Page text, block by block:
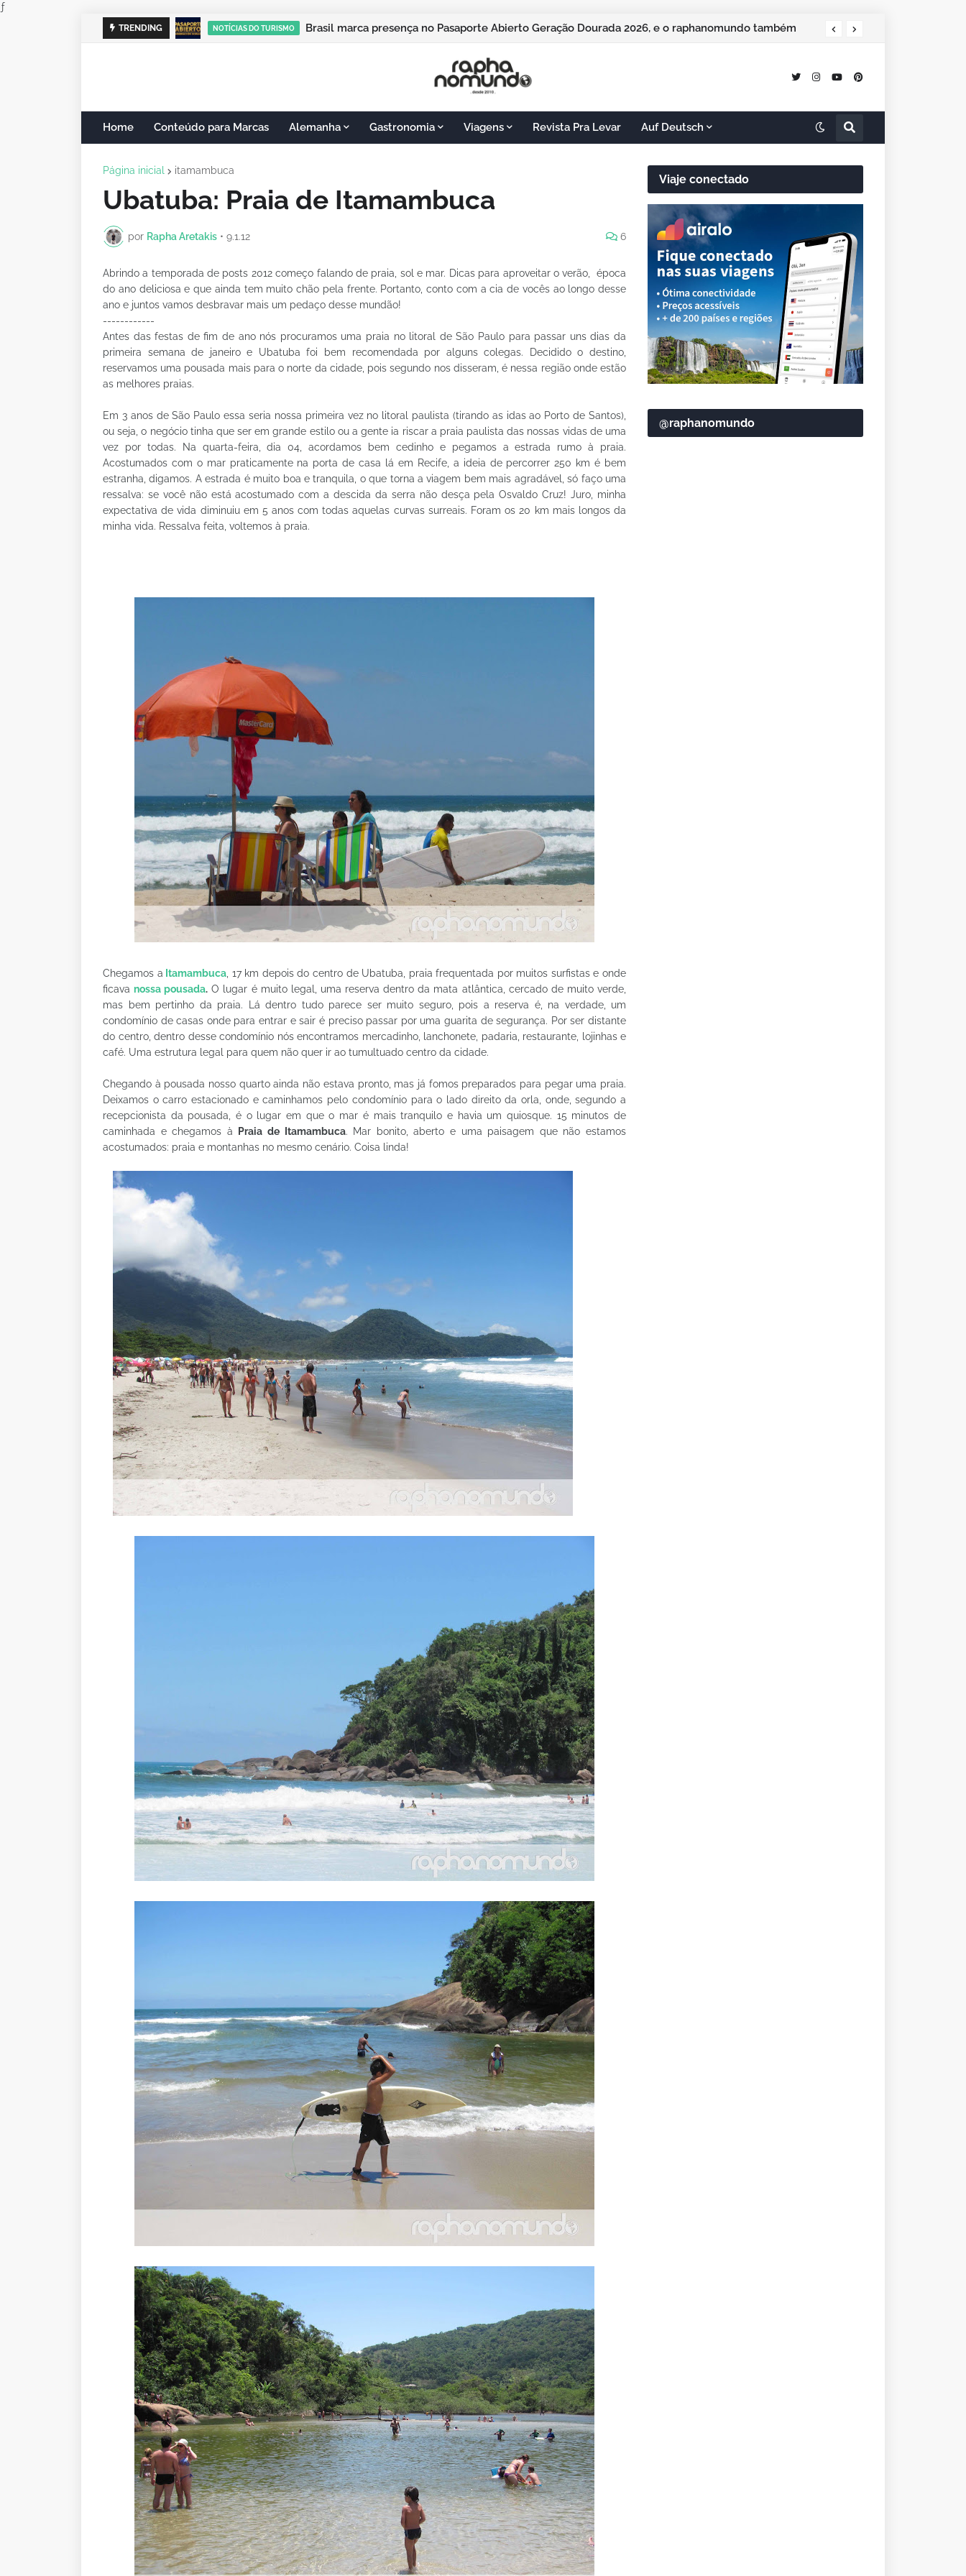
ƒ
TRENDING NOTÍCIAS DO TURISMO Campos do Jordão vai sediar o Pasaporte Abierto 2026 com edição especial de Natal
Home Conteúdo para Marcas Alemanha Gastronomia Viagens Revista Pra Levar Auf Deutsch
Página inicial itamambuca
Ubatuba: Praia de Itamambuca
por Rapha Aretakis • 9.1.12 6
Abrindo a temporada de posts 2012 começo falando de praia, sol e mar. Dicas para aproveitar o verão, época
do ano deliciosa e que ainda tem muito chão pela frente. Portanto, conto com a cia de vocês ao longo desse
ano e juntos vamos desbravar mais um pedaço desse mundão!
------------
Antes das festas de fim de ano nós procuramos uma praia no litoral de São Paulo para passar uns dias da
primeira semana de janeiro e Ubatuba foi bem recomendada por alguns colegas. Decidido o destino,
reservamos uma pousada mais para o norte da cidade, pois segundo nos disseram, é nessa região onde estão
as melhores praias.
Em 3 anos de São Paulo essa seria nossa primeira vez no litoral paulista (tirando as idas ao Porto de Santos),
ou seja, o negócio tinha que ser em grande estilo ou a gente ia riscar a praia paulista das nossas vidas de uma
vez por todas. Na quarta-feira, dia 04, acordamos bem cedinho e pegamos a estrada rumo à praia.
Acostumados com o mar praticamente na porta de casa lá em Recife, a ideia de percorrer 250 km é bem
estranha, digamos. A estrada é muito boa e tranquila, o que torna a viagem bem mais agradável, só faço uma
ressalva: se você não está acostumado com a descida da serra não desça pela Osvaldo Cruz! Juro, minha
expectativa de vida diminuiu em 5 anos com todas aquelas curvas surreais. Foram os 20 km mais longos da
minha vida. Ressalva feita, voltemos à praia.
Chegamos a Itamambuca , 17 km depois do centro de Ubatuba, praia frequentada por muitos surfistas e onde
ficavanossa pousada. O lugar é muito legal, uma reserva dentro da mata atlântica, cercado de muito verde,
mas bem pertinho da praia. Lá dentro tudo parece ser muito seguro, pois a reserva é, na verdade, um
condomínio de casas onde para entrar e sair é preciso passar por uma guarita de segurança. Por ser distante
do centro, dentro desse condomínio nós encontramos mercadinho, lanchonete, padaria, restaurante, lojinhas e
café. Uma estrutura legal para quem não quer ir ao tumultuado centro da cidade.
Chegando à pousada nosso quarto ainda não estava pronto, mas já fomos preparados para pegar uma praia.
Deixamos o carro estacionado e caminhamos pelo condomínio para o lado direito da orla, onde, segundo a
recepcionista da pousada, é o lugar em que o mar é mais tranquilo e havia um quiosque. 15 minutos de
caminhada e chegamos à
Praia de Itamambuca. Mar bonito, aberto e uma paisagem que não estamos
acostumados: praia e montanhas no mesmo cenário. Coisa linda!
Viaje conectado
@raphanomundo